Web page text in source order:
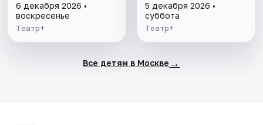
6 декабря 2026 •
воскресенье
Театр+
5 декабря 2026 •
суббота
Театр+
Все детям в Москве →